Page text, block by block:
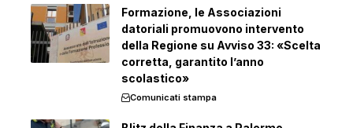
Formazione, le Associazioni
datoriali promuovono intervento
della Regione su Avviso 33: «Scelta
corretta, garantito l’anno
scolastico»
Comunicati stampa